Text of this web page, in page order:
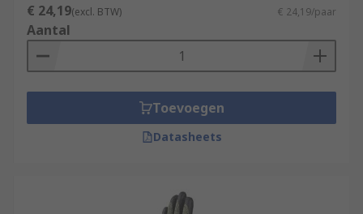
€ 24,19(excl. BTW) € 24,19/paar
Aantal
Toevoegen
Datasheets